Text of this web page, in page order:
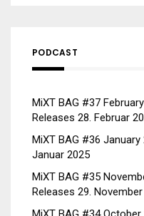
PODCAST
MiXT BAG #37
Releases 28. Februar
MiXT BAG #36
Januar 2025
MiXT BAG #35
Releases 29.